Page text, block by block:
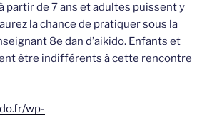
partir de 7 ans et adultes puissent y
la chance de pratiquer sous la
8e dan d’aikido. Enfants et
être indifférents à cette rencontre
wp-